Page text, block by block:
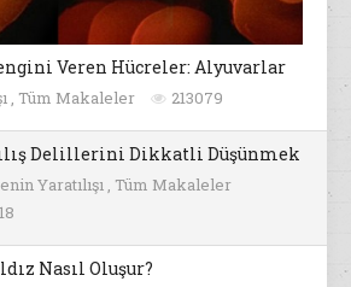
Veren Hücreler: Alyuvarlar
, Tüm Makaleler 213079
Delillerini Dikkatli Düşünmek
Yaratılışı , Tüm Makaleler
Nasıl Oluşur?